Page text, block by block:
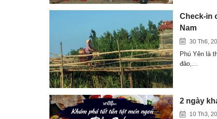
Check-in
Nam
30 Th6,
Phú Yên là
đảo,…
2 ngày
10 Th3,